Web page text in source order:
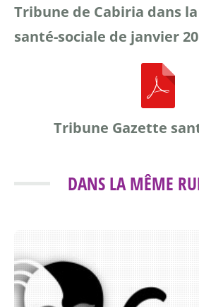
Tribune de Cabiria dans
santé-sociale de janvier
Tribune Gazette
DANS LA MÊME